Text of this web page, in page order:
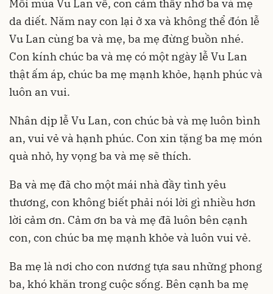
Mỗi mùa Vu Lan về, con cảm thấy nhớ ba và mẹ
da diết. Năm nay con lại ở xa và không thể đón lễ
Vu Lan cùng ba và mẹ, ba mẹ đừng buồn nhé.
Con kính chúc ba và mẹ có một ngày lễ Vu Lan
thật ấm áp, chúc ba mẹ mạnh khỏe, hạnh phúc và
luôn an vui.
Nhân dịp lễ Vu Lan, con chúc bà và mẹ luôn bình
an, vui vẻ và hạnh phúc. Con xin tặng ba mẹ món
quà nhỏ, hy vọng ba và mẹ sẽ thích.
Ba và mẹ đã cho một mái nhà đầy tình yêu
thương, con không biết phải nói lời gì nhiều hơn
lời cảm ơn. Cảm ơn ba và mẹ đã luôn bên cạnh
con, con chúc ba mẹ mạnh khỏe và luôn vui vẻ.
Ba mẹ là nơi cho con nương tựa sau những phong
ba, khó khăn trong cuộc sống. Bên cạnh ba mẹ